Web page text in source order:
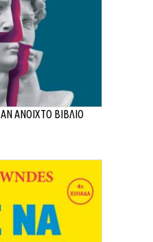
ΑΝΟΙΧΤΟ ΒΙΒΛΙΟ